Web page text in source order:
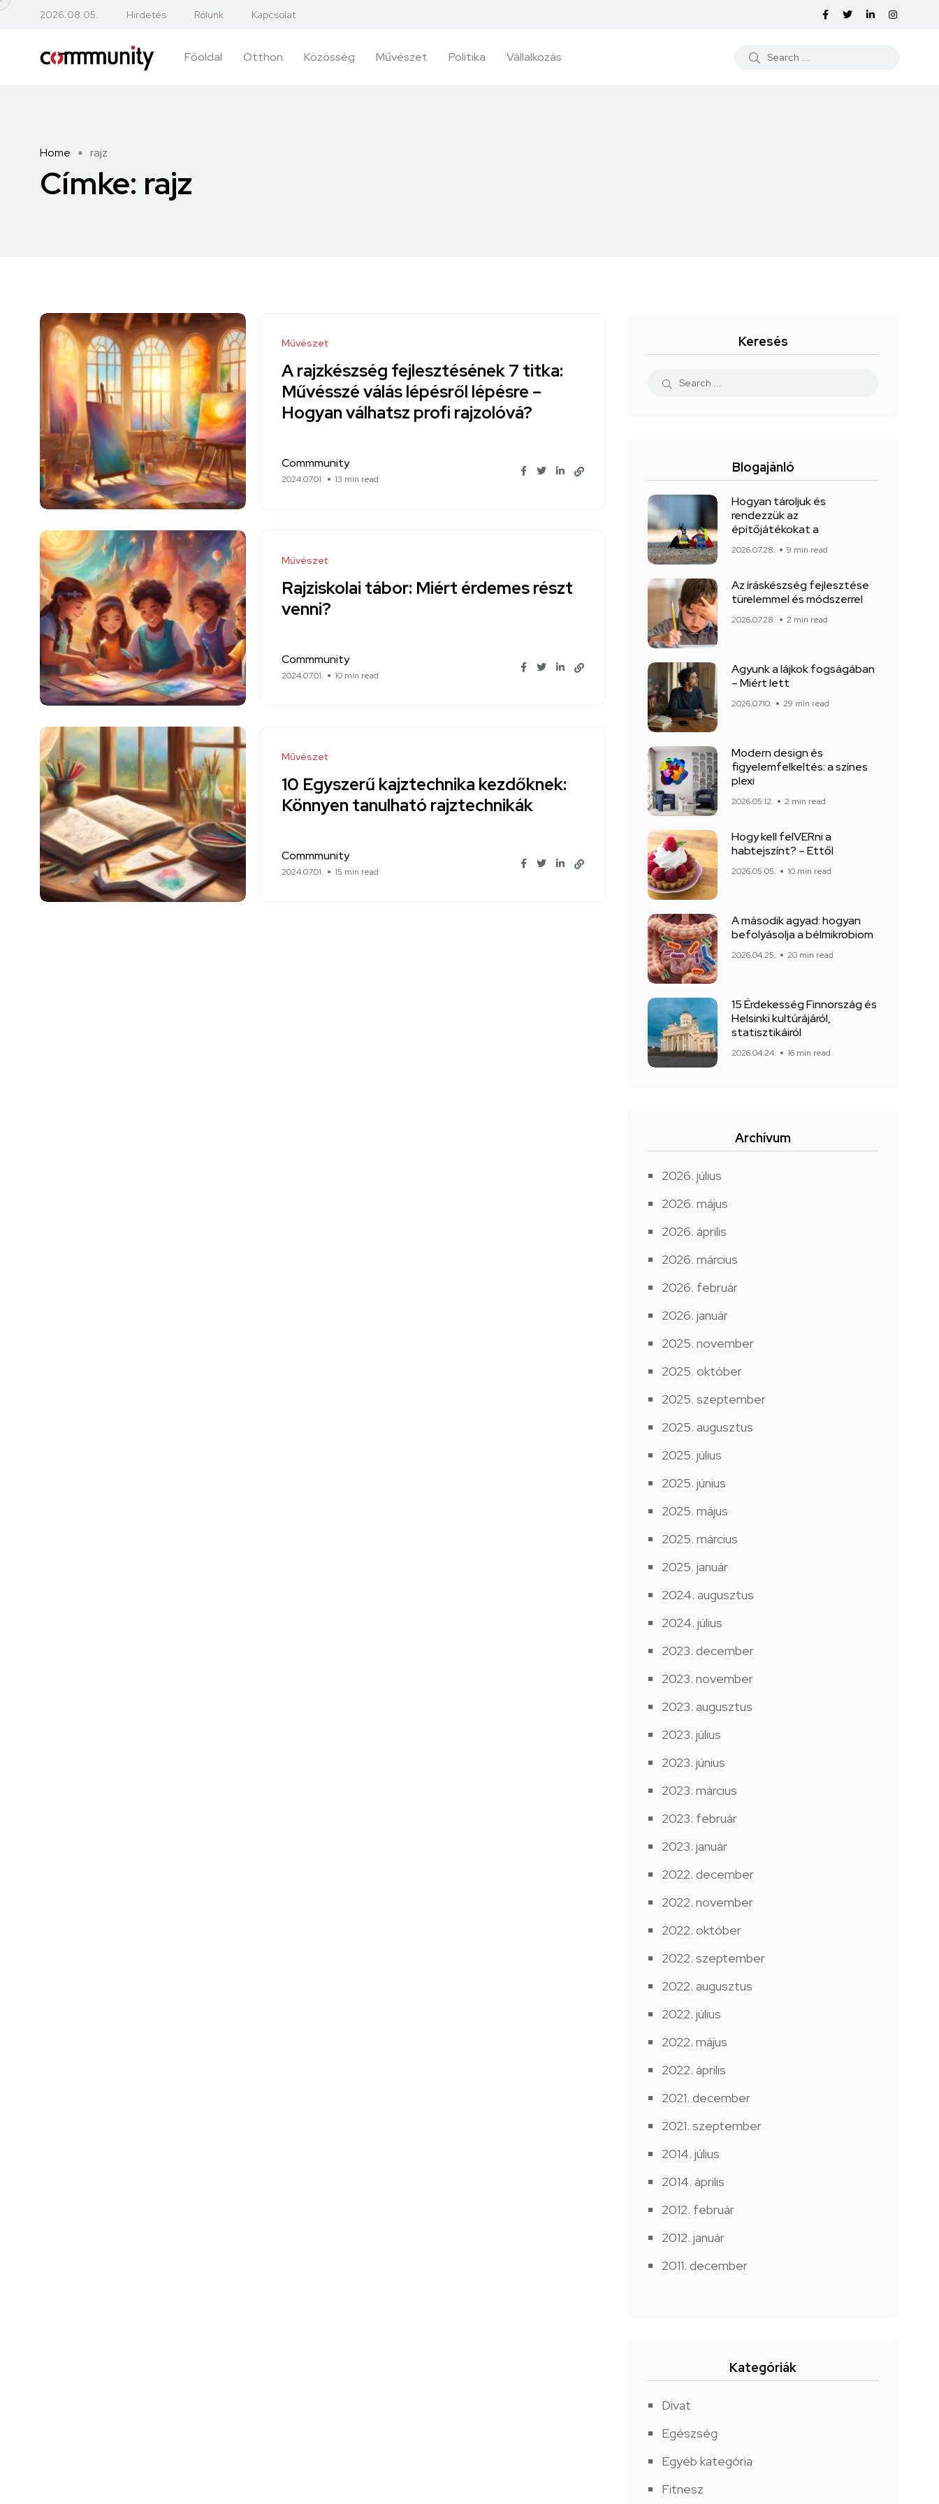
2026.08.05. Hirdetés Rólunk Kapcsolat
Főoldal Otthon Közösség Művészet Politika Vállalkozás
Home rajz
Címke: rajz
Művészet
A rajzkészség fejlesztésének 7 titka:
Művésszé válás lépésről lépésre –
Hogyan válhatsz profi rajzolóvá?
Commmunity
2024.07.01. 13 min read
Művészet
Rajziskolai tábor: Miért érdemes részt
venni?
Commmunity
2024.07.01. 10 min read
Művészet
10 Egyszerű kajztechnika kezdőknek:
Könnyen tanulható rajztechnikák
Commmunity
2024.07.01. 15 min read
Keresés
Blogajánló
Hogyan tároljuk és
rendezzük az
építőjátékokat a
2026.07.28. 9 min read
Az íráskészség fejlesztése
türelemmel és módszerrel
2026.07.28. 2 min read
Agyunk a lájkok fogságában
– Miért lett
2026.07.10. 29 min read
Modern design és
figyelemfelkeltés: a színes
plexi
2026.05.12. 2 min read
Hogy kell felVERni a
habtejszínt? – Ettől
2026.05.05. 10 min read
A második agyad: hogyan
befolyásolja a bélmikrobiom
2026.04.25. 20 min read
15 Érdekesség Finnország és
Helsinki kultúrájáról,
statisztikáiról
2026.04.24. 16 min read
Archívum
2026. július
2026. május
2026. április
2026. március
2026. február
2026. január
2025. november
2025. október
2025. szeptember
2025. augusztus
2025. július
2025. június
2025. május
2025. március
2025. január
2024. augusztus
2024. július
2023. december
2023. november
2023. augusztus
2023. július
2023. június
2023. március
2023. február
2023. január
2022. december
2022. november
2022. október
2022. szeptember
2022. augusztus
2022. július
2022. május
2022. április
2021. december
2021. szeptember
2014. július
2014. április
2012. február
2012. január
2011. december
Kategóriák
Divat
Egészség
Egyéb kategória
Fitnesz